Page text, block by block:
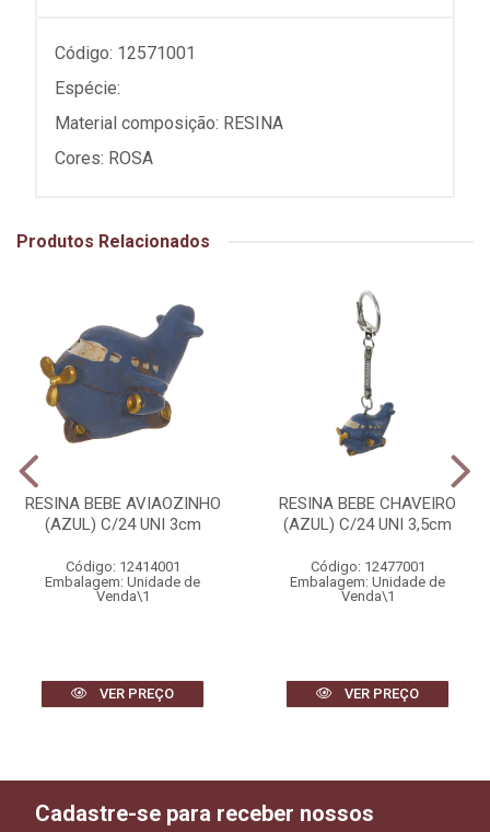
Código: 12571001
Espécie:
Material composição: RESINA
Cores: ROSA
Produtos Relacionados
RESINA BEBE AVIAOZINHO
(AZUL) C/24 UNI 3cm
Código: 12414001
Embalagem: Unidade de
Venda\1
VER PREÇO
RESINA BEBE CHAVEIRO
(AZUL) C/24 UNI 3,5cm
Código: 12477001
Embalagem: Unidade de
Venda\1
VER PREÇO
Cadastre-se para receber nossos